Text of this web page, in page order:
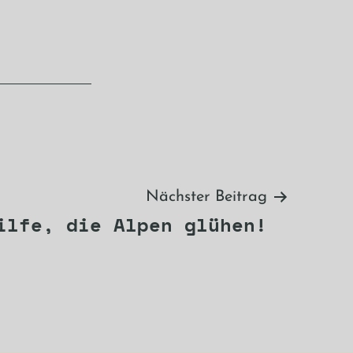
Nächster Beitrag
die Alpen glühen!